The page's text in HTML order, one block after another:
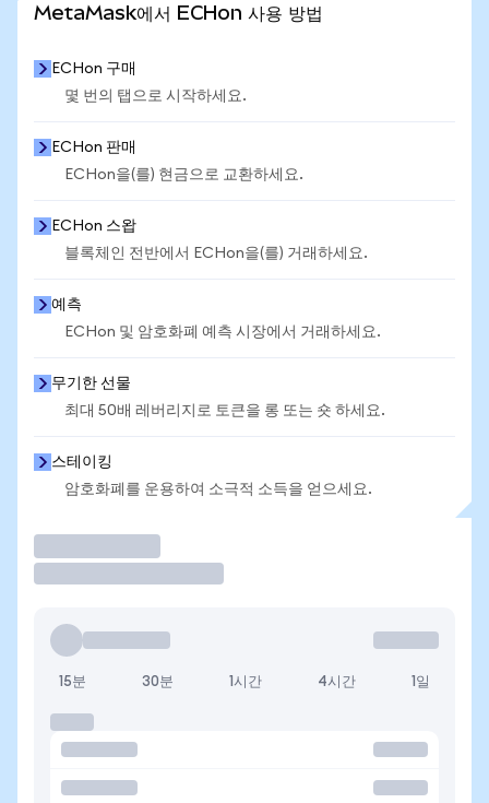
MetaMask에서 ECHon 사용 방법
ECHon 구매
몇 번의 탭으로 시작하세요.
ECHon 판매
ECHon을(를) 현금으로 교환하세요.
ECHon 스왑
블록체인 전반에서 ECHon을(를) 거래하세요.
예측
ECHon 및 암호화폐 예측 시장에서 거래하세요.
무기한 선물
최대 50배 레버리지로 토큰을 롱 또는 숏 하세요.
스테이킹
암호화폐를 운용하여 소극적 소득을 얻으세요.
15분 30분 1시간 4시간 1일